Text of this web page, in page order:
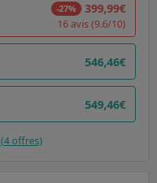
-27% 399,99€
16 avis (9.6/10)
546,46€
549,46€
offres)